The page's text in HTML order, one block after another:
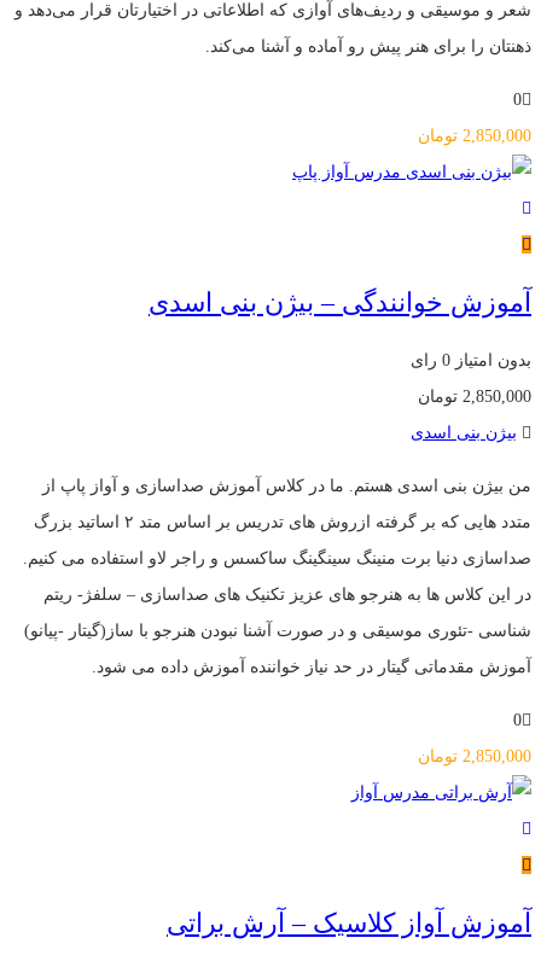
شعر و موسیقی و ردیف‌های آوازی که اطلاعاتی در اختیارتان قرار می‌دهد و
ذهنتان را برای هنر پیش رو آماده و آشنا می‌کند.
0
2,850,000 تومان
آموزش خوانندگی – بیژن بنی اسدی
بدون امتیاز 0 رای
2,850,000 تومان
بیژن بنی اسدی
من بیژن بنی اسدی هستم. ما در کلاس آموزش صداسازی و آواز پاپ از
متدد هایی که بر گرفته ازروش های تدریس بر اساس متد ۲ اساتید بزرگ
صداسازی دنیا برت منینگ سینگینگ ساکسس و راجر لاو استفاده می کنیم.
در این کلاس ها به هنرجو های عزیز تکنیک های صداسازی – سلفژ- ریتم
شناسی -تئوری موسیقی و در صورت آشنا نبودن هنرجو با ساز(گیتار -پیانو)
آموزش مقدماتی گیتار در حد نیاز خواننده آموزش داده می شود.
0
2,850,000 تومان
آموزش آواز کلاسیک – آرش براتی